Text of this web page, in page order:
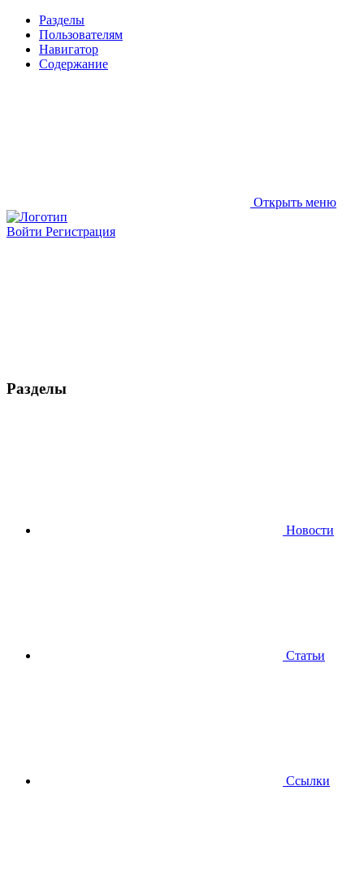
Разделы
Пользователям
Навигатор
Содержание
Открыть меню
Войти Регистрация
Разделы
Новости
Статьи
Ссылки